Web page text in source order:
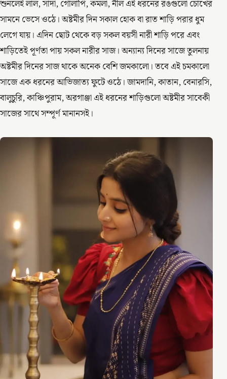
শুনলেই লাল, সাদা, গোলাপি, কমলা, নীল এই ধরনের রঙগুলো চোখের
সামনে ভেসে ওঠে। অষ্টমীর দিন সকাল হোক বা রাত শাড়ি পরার ধুম
লেগে যায়। এদিন ছোট থেকে বড় সকল বয়সী নারী শাড়ি পরে এবং
শাড়িতেই পূর্ণতা পায় সকল নারীর সাজ। অন্যান্য দিনের সাজে তুলনায়
অষ্টমীর দিনের সাজ থাকে অনেক বেশি জমকালো। তবে এই চমকালো
সাজে এক ধরনের আভিজাত্য ফুটে ওঠে। জামদানি, কাতান, বেনারসি,
বালুচুরি, কাঞ্চিপুরাম, অরগাঞ্জা এই ধরনের শাড়িগুলো অষ্টমীর সাবেকী
সাজের সাথে সম্পূর্ণ মানানসই।